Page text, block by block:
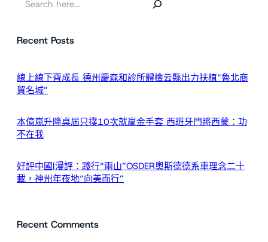
Recent Posts
線上線下齊成長 德州慶森和診所體檢云縣出力扶植“魯北商
貿名城”
本億嵐升降桌屆只撲10次就贏金手套 西班牙門將西蒙：功
不在我
好評中國|漫評：踐行“兩山”OSDER奧斯德德系車理念二十
載，神州年夜地“向美而行”
Recent Comments